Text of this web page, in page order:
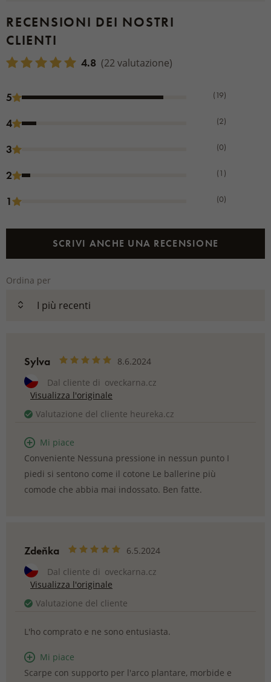
RECENSIONI DEI NOSTRI
CLIENTI
4.8 (22 valutazione)
5 (19)
4 (2)
3 (0)
2 (1)
1 (0)
SCRIVI ANCHE UNA RECENSIONE
Ordina per
Sylva
8.6.2024
Dal cliente di oveckarna.cz
Visualizza l'originale
Valutazione del cliente heureka.cz
Mi piace
Conveniente Nessuna pressione in nessun punto I
piedi si sentono come il cotone Le ballerine più
comode che abbia mai indossato. Ben fatte.
Zdeňka
6.5.2024
Dal cliente di oveckarna.cz
Visualizza l'originale
Valutazione del cliente
L'ho comprato e ne sono entusiasta.
Mi piace
Scarpe con supporto per l'arco plantare, morbide e